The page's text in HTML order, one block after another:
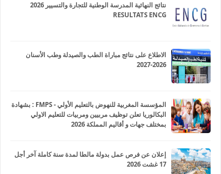
نتائج النهائية المدرسة الوطنية للتجارة والتسيير 2026
RESULTATS ENCG
الاطلاع على نتائج مباراة الطب والصيدلة وطب الأسنان
2026-2027
المؤسسة المغربية للنهوض بالتعليم الأولي - FMPS : بشهادة
البكالوريا تعلن توظيف مربيين ومربيات للتعليم الاولي
بمختلف جهات و أقاليم المملكة 2026
إعلان عن فرص عمل بدولة مالطا لمدة سنة كاملة آخر أجل
17 غشت 2026